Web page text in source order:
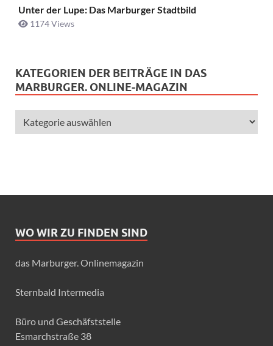
Unter der Lupe: Das Marburger Stadtbild
1174 Views
KATEGORIEN DER BEITRÄGE IN DAS
MARBURGER. ONLINE-MAGAZIN
WO WIR ZU FINDEN SIND
das Marburger. Onlinemagazin
Sternbald Intermedia
Büro und Geschäfststelle
Esmarchstraße 38